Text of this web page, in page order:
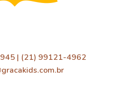
| (21) 99121-4962